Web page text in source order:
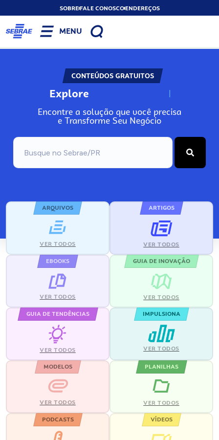
SOBREFALE CONOSCOENDEREÇOS
MENU
CONTEÚDOS GRATUITOS
Explore N
Encontre a solução que você precisa
e Transforme Seu Negócio
ARQUIVOS
VER TODOS
ARTIGOS
VER TODOS
EBOOKS
VER TODOS
GUIA DE INOVAÇÃO
VER TODOS
GUIA DE TENDÊNCIAS
VER TODOS
IMPULSIONA
VER TODOS
MODELOS
VER TODOS
PLANILHAS
VER TODOS
PODCASTS VÍDEOS